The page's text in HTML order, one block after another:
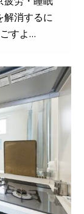
解消するに
すよ…